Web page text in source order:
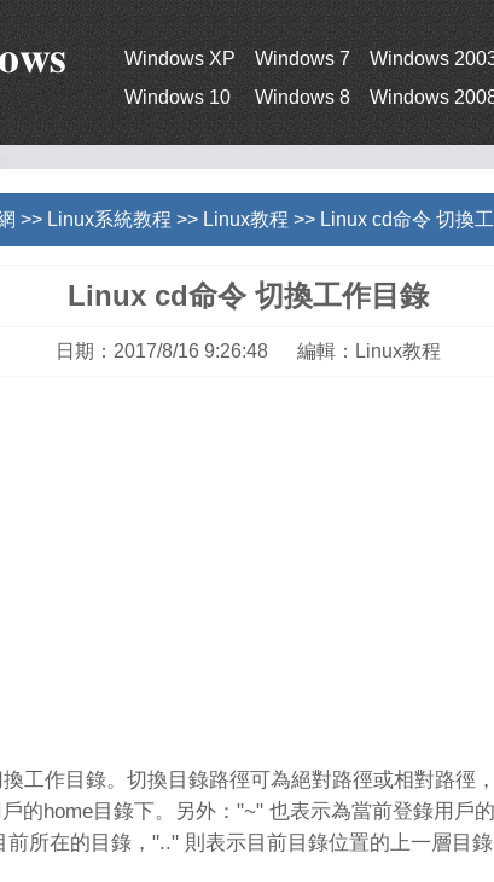
Windows XP Windows 7 Windows
Windows 10
Windows 8 Windows
>> Linux系統教程 >> Linux教程 >> Linux cd命令 切換
Linux cd命令 切換工作目錄
日期：2017/8/16 9:26:48 編輯：Linux教程
工作目錄。切換目錄路徑可為絕對路徑或相對路徑
的home目錄下。另外："~" 也表示為當前登錄用戶
所在的目錄，".." 則表示目前目錄位置的上一層目錄